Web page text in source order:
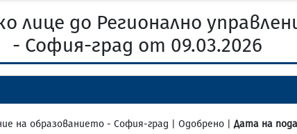
лице до Регионално
- София-град от 09.03.2026
на образованието - София-град | Одобрено | Дата на